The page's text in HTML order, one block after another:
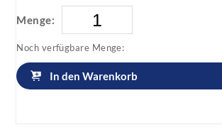
Menge:
Noch verfügbare Menge:
In den Warenkorb